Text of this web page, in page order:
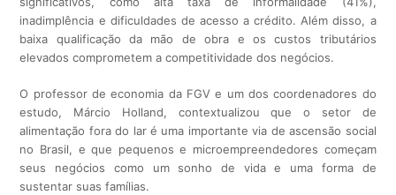
inadimplência e dificuldades de acesso a crédito. Além disso, a
baixa qualificação da mão de obra e os custos tributários
elevados comprometem a competitividade dos negócios.
O professor de economia da FGV e um dos coordenadores do
estudo, Márcio Holland, contextualizou que o setor de
alimentação fora do lar é uma importante via de ascensão social
no Brasil, e que pequenos e microempreendedores começam
seus negócios como um sonho de vida e uma forma de
sustentar suas famílias.